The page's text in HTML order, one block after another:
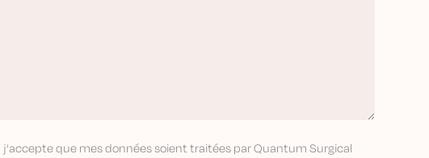
j'accepte que mes données soient traitées par Quantum Surgical